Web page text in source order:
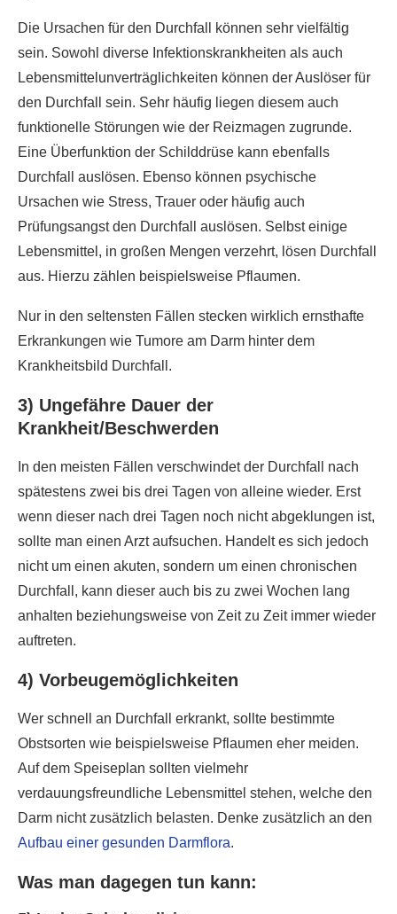
Die Ursachen für den Durchfall können sehr vielfältig
sein. Sowohl diverse Infektionskrankheiten als auch
Lebensmittelunverträglichkeiten können der Auslöser für
den Durchfall sein. Sehr häufig liegen diesem auch
funktionelle Störungen wie der Reizmagen zugrunde.
Eine Überfunktion der Schilddrüse kann ebenfalls
Durchfall auslösen. Ebenso können psychische
Ursachen wie Stress, Trauer oder häufig auch
Prüfungsangst den Durchfall auslösen. Selbst einige
Lebensmittel, in großen Mengen verzehrt, lösen Durchfall
aus. Hierzu zählen beispielsweise Pflaumen.
Nur in den seltensten Fällen stecken wirklich ernsthafte
Erkrankungen wie Tumore am Darm hinter dem
Krankheitsbild Durchfall.
3) Ungefähre Dauer der
Krankheit/Beschwerden
In den meisten Fällen verschwindet der Durchfall nach
spätestens zwei bis drei Tagen von alleine wieder. Erst
wenn dieser nach drei Tagen noch nicht abgeklungen ist,
sollte man einen Arzt aufsuchen. Handelt es sich jedoch
nicht um einen akuten, sondern um einen chronischen
Durchfall, kann dieser auch bis zu zwei Wochen lang
anhalten beziehungsweise von Zeit zu Zeit immer wieder
auftreten.
4) Vorbeugemöglichkeiten
Wer schnell an Durchfall erkrankt, sollte bestimmte
Obstsorten wie beispielsweise Pflaumen eher meiden.
Auf dem Speiseplan sollten vielmehr
verdauungsfreundliche Lebensmittel stehen, welche den
Darm nicht zusätzlich belasten. Denke zusätzlich an den
Aufbau einer gesunden Darmflora.
Was man dagegen tun kann: